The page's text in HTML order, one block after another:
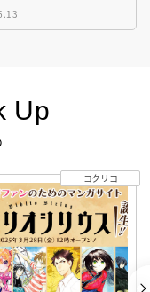
Up
コクリコ